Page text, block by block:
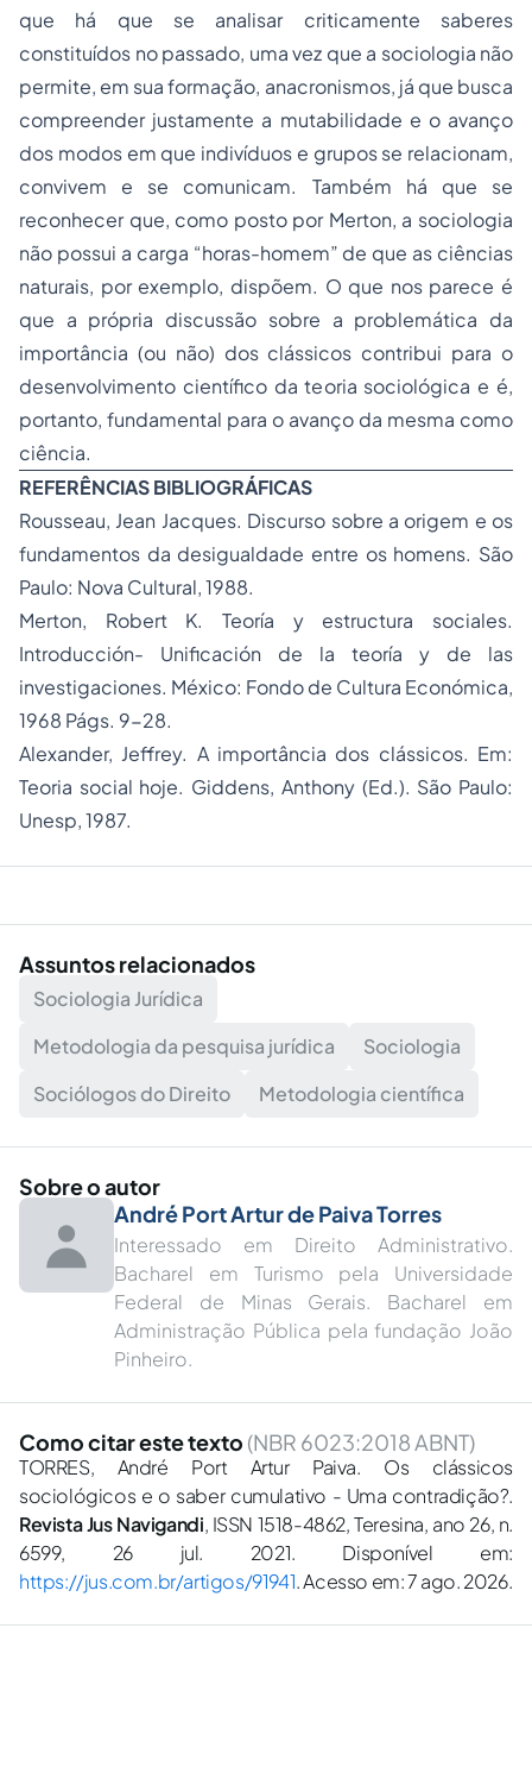
que há que se analisar criticamente saberes
constituídos no passado, uma vez que a sociologia não
permite, em sua formação, anacronismos, já que busca
compreender justamente a mutabilidade e o avanço
dos modos em que indivíduos e grupos se relacionam,
convivem e se comunicam. Também há que se
reconhecer que, como posto por Merton, a sociologia
não possui a carga “horas-homem” de que as ciências
naturais, por exemplo, dispõem. O que nos parece é
que a própria discussão sobre a problemática da
importância (ou não) dos clássicos contribui para o
desenvolvimento científico da teoria sociológica e é,
portanto, fundamental para o avanço da mesma como
ciência.
REFERÊNCIAS BIBLIOGRÁFICAS
Rousseau, Jean Jacques. Discurso sobre a origem e os
fundamentos da desigualdade entre os homens. São
Paulo: Nova Cultural, 1988.
Merton, Robert K. Teoría y estructura sociales.
Introducción- Unificación de la teoría y de las
investigaciones. México: Fondo de Cultura Económica,
1968 Págs. 9-28.
Alexander, Jeffrey. A importância dos clássicos. Em:
Teoria social hoje. Giddens, Anthony (Ed.). São Paulo:
Unesp, 1987.
Assuntos relacionados
Sociologia Jurídica
Metodologia da pesquisa jurídica
Sociologia
Sociólogos do Direito
Metodologia científica
Sobre o autor
André Port Artur de Paiva Torres
Interessado em Direito Administrativo.
Bacharel em Turismo pela Universidade
Federal de Minas Gerais. Bacharel em
Administração Pública pela fundação João
Pinheiro.
Como citar este texto (NBR 6023:2018 ABNT)
TORRES, André Port Artur Paiva. Os clássicos
sociológicos e o saber cumulativo - Uma contradição?.
Revista Jus Navigandi, ISSN 1518-4862, Teresina, ano 26, n.
6599, 26 jul. 2021. Disponível em:
https://jus.com.br/artigos/91941. Acesso em: 7 ago. 2026.